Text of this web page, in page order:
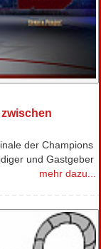
der Champions
und Gastgeber
mehr dazu...